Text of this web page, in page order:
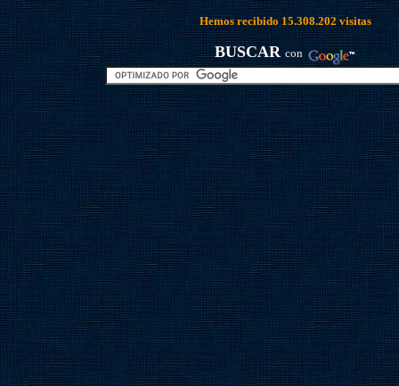
Hemos recibido 15.308.202 visitas
BUSCAR con